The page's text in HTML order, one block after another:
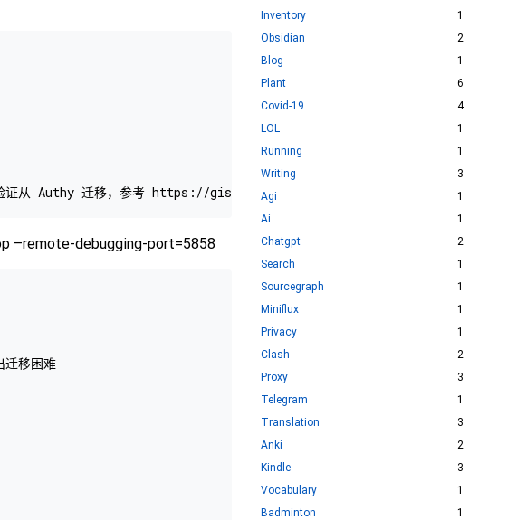
–remote-debugging-port=5858
移困难
Inventory
1
Obsidian
2
Blog
1
Plant
6
Covid-19
4
LOL
1
Running
1
Writing
3
Agi
1
Ai
1
Chatgpt
2
Search
1
Sourcegraph
1
Miniflux
1
Privacy
1
Clash
2
Proxy
3
Telegram
1
Translation
3
Anki
2
Kindle
3
Vocabulary
1
Badminton
1